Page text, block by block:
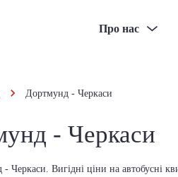
Про нас
Дортмунд - Черкаси
- Черкаси
Черкаси. Вигідні ціни на автобусні